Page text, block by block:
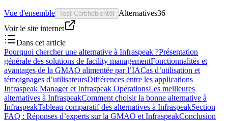
Vue d'ensemble Test Certifiébientôt Alternatives36
Voir le site internet
Dans cet article
Pourquoi chercher une alternative à Infraspeak ?Présentation
générale des solutions de facility managementFonctionnalités et
avantages de la GMAO alimentée par l’IACas d’utilisation et
témoignages d’utilisateursDifférences entre les applications
Infraspeak Manager et Infraspeak OperationsLes meilleures
alternatives à InfraspeakComment choisir la bonne alternative à
InfraspeakTableau comparatif des alternatives à InfraspeakSection
FAQ : Réponses d’experts sur la GMAO et InfraspeakConclusion